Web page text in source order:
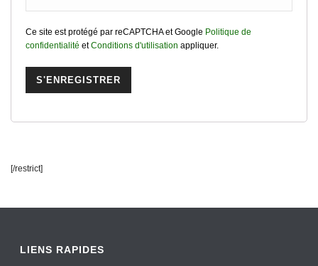
Ce site est protégé par reCAPTCHA et Google Politique de
confidentialité etConditions d'utilisation appliquer.
[/restrict]
LIENS RAPIDES